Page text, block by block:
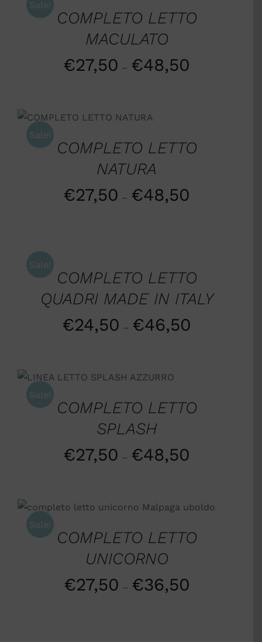
Sale!
COMPLETO LETTO
MACULATO
€27,50 – €48,50
Sale!
SCEGLI
/
DETTAGLI
COMPLETO LETTO
NATURA
€27,50 – €48,50
Sale!
DETTAGLI
COMPLETO LETTO
QUADRI MADE IN ITALY
€24,50 – €46,50
Sale!
SCEGLI
/
DETTAGLI
COMPLETO LETTO
SPLASH
€27,50 – €48,50
Sale!
SCEGLI
/
DETTAGLI
COMPLETO LETTO
UNICORNO
€27,50 – €36,50